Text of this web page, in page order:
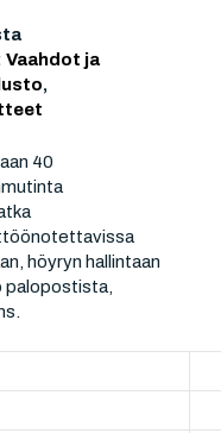
Vaahdot ja
,
40
höyryn hallintaan